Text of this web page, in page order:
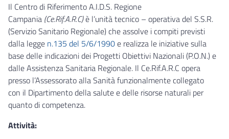
Il Centro di Riferimento A.I.D.S. Regione
Campania (Ce.Rif.A.R.C)è l’unità tecnico – operativa del S.S.R.
(Servizio Sanitario Regionale) che assolve i compiti previsti
dalla legge n.135 del 5/6/1990e realizza le iniziative sulla
base delle indicazioni dei Progetti Obiettivi Nazionali (P.O.N.) e
dalle Assistenza Sanitaria Regionale. Il Ce.Rif.A.R.C opera
presso l’Assessorato alla Sanità funzionalmente collegato
con il Dipartimento della salute e delle risorse naturali per
quanto di competenza.
Attività: